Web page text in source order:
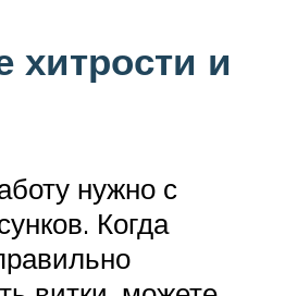
хитрости и
нужно с
Когда